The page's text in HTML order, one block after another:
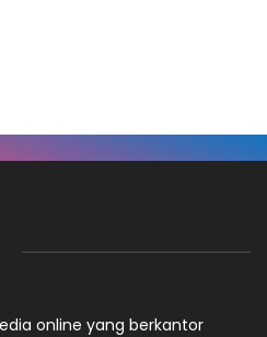
online yang berkantor